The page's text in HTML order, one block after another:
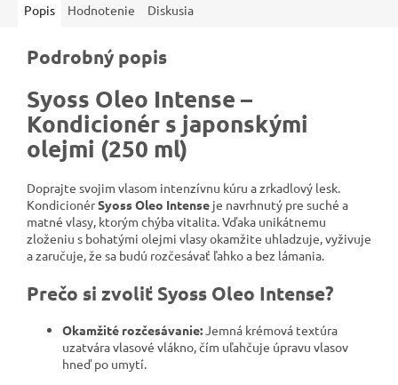
Popis Hodnotenie Diskusia
Podrobný popis
Syoss Oleo Intense –
Kondicionér s japonskými
olejmi (250 ml)
Doprajte svojim vlasom intenzívnu kúru a zrkadlový lesk.
KondicionérSyoss Oleo Intense je navrhnutý pre suché a
matné vlasy, ktorým chýba vitalita. Vďaka unikátnemu
zloženiu s bohatými olejmi vlasy okamžite uhladzuje, vyživuje
a zaručuje, že sa budú rozčesávať ľahko a bez lámania.
Prečo si zvoliť Syoss Oleo Intense?
Okamžité rozčesávanie:Jemná krémová textúra
uzatvára vlasové vlákno, čím uľahčuje úpravu vlasov
hneď po umytí.